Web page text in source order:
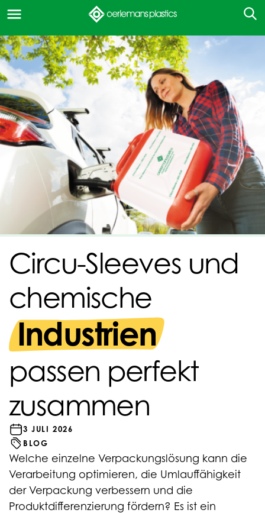
Circu-Sleeves und
chemische
Industrien
passen perfekt
zusammen
3 JULI 2026
BLOG
Welche einzelne Verpackungslösung kann die
Verarbeitung optimieren, die Umlauffähigkeit
der Verpackung verbessern und die
Produktdifferenzierung fördern? Es ist ein